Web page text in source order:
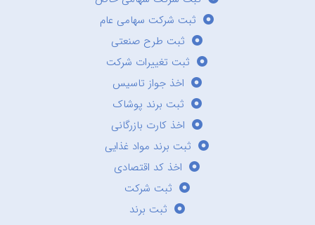
ثبت شرکت سهامی عام
ثبت طرح صنعتی
ثبت تغییرات شرکت
اخذ جواز تاسیس
ثبت برند پوشاک
اخذ کارت بازرگانی
ثبت برند مواد غذایی
اخذ کد اقتصادی
ثبت شرکت
ثبت برند